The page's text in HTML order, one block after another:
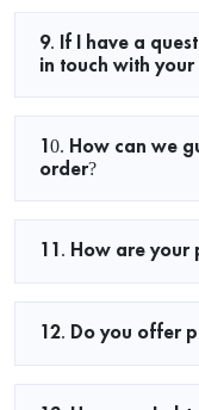
9. If I have a
in touch with your
10. How can we
order?
11. How are your
12. Do you offer